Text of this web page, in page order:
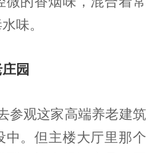
味。
园
参观这家高端养老建筑
中。但主楼大厅里那个